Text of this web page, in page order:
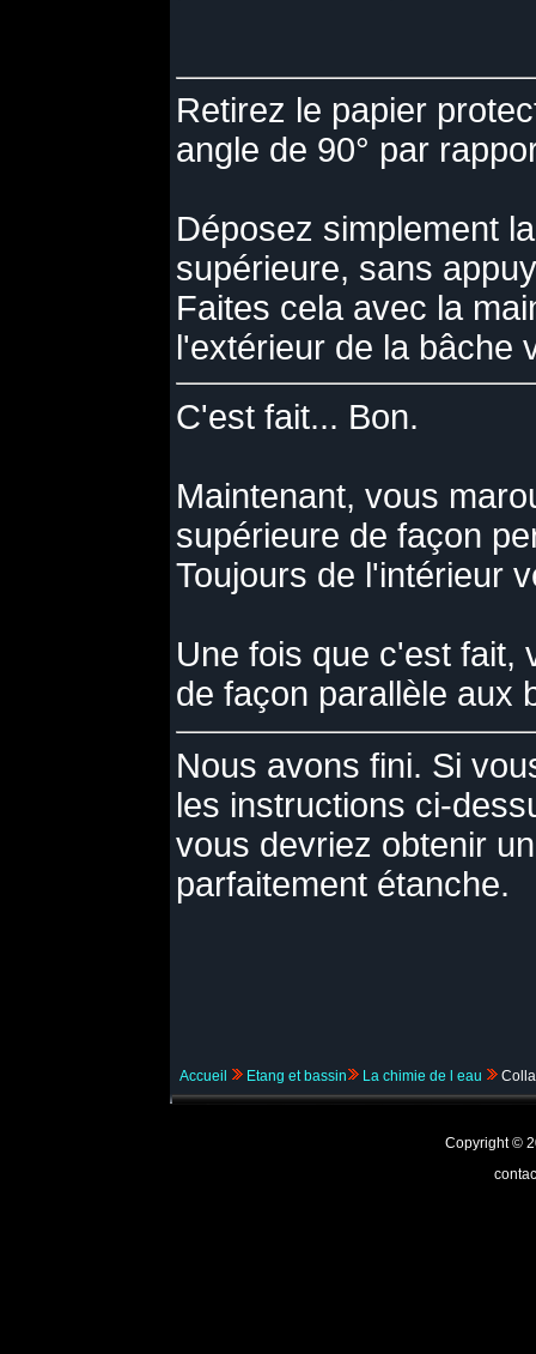
Retirez le papier
angle de 90° par
Déposez simplement
supérieure, sans
Faites cela avec la
l'extérieur de la bâche
C'est fait... Bon.
Maintenant, vous
supérieure de façon
Toujours de l'intérieur
Une fois que c'est fait,
de façon parallèle aux
Nous avons fini. Si
les instructions ci-
vous devriez obtenir
parfaitement étanche.
Accueil Etang et bassin La chimie de l eau
Copyright ©